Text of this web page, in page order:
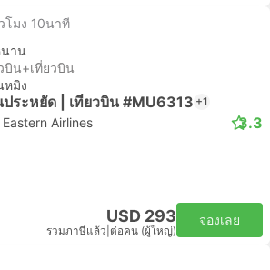
โมง 10นาที
นาน
บิน+เที่ยวบิน
หมิง
ระหยัด | เที่ยวบิน #MU6313 +1
Eastern Airlines 3.3
USD 293
รวมภาษีแล้ว ต่อคน (ผู้ใหญ่)
จองเลย